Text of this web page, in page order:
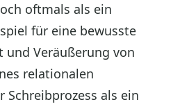
oftmals als ein
für eine bewusste
und Veräußerung von
relationalen
als ein